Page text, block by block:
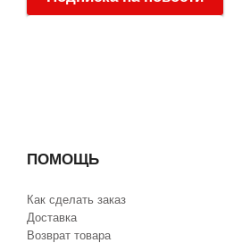
ПОМОЩЬ
Как сделать заказ
Доставка
Возврат товара